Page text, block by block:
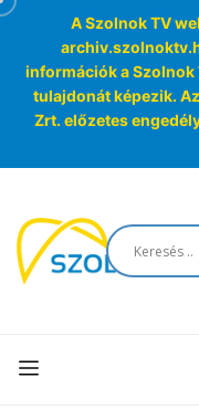
A Szolnok TV
információk a
tulajdonát képezik.
Zrt. előzetes
the
content